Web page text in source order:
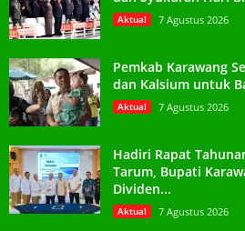
Aktual 7 Agustus 2026
Pemkab Karawang
dan Kalsium untuk
Aktual 7 Agustus 2026
Hadiri Rapat
Tarum, Bupati
Dividen...
Aktual 7 Agustus 2026